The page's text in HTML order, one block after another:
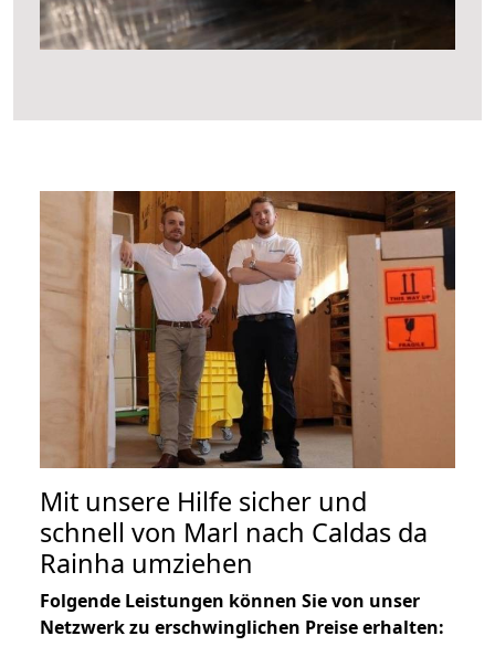
Mit unsere Hilfe sicher und
schnell von Marl nach Caldas da
Rainha umziehen
Folgende Leistungen können Sie von unser
Netzwerk zu erschwinglichen Preise erhalten: